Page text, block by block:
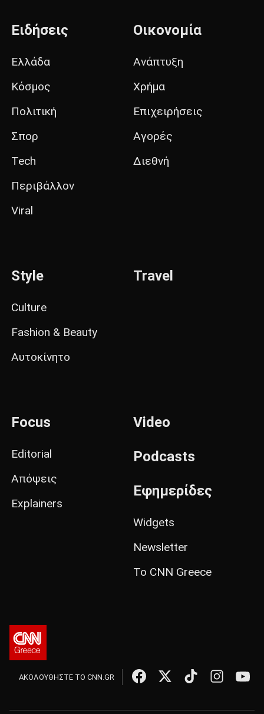
Ειδήσεις
Ελλάδα
Κόσμος
Πολιτική
Σπορ
Tech
Περιβάλλον
Viral
Οικονομία
Ανάπτυξη
Χρήμα
Επιχειρήσεις
Αγορές
Διεθνή
Style
Culture
Fashion & Beauty
Αυτοκίνητο
Travel
Focus
Editorial
Απόψεις
Explainers
Video
Podcasts
Εφημερίδες
Widgets
Newsletter
Το CNN Greece
ΑΚΟΛΟΥΘΗΣΤΕ ΤΟ CNN.GR